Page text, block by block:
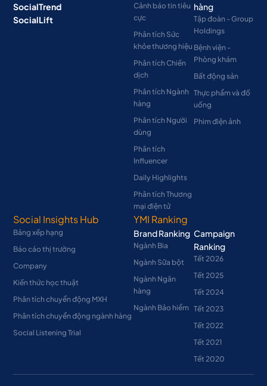
SocialTrend
SocialLift
Cảnh báo tin tiêu
cực
Phân tích Sức
khỏe thương hiệu
Phân tích Chiến
dịch
Phân tích Ngành
hàng
Phân tích Người
dùng
Phân tích
Influencer
Daily Highlights
Phân tích Thương
mại điện tử
hàng
Tập đoàn - Group
Holdings
Bệnh viện -
Phòng khám
Bất động sản
Thực phẩm và đồ
uống
Phim điện ảnh
Social Insights Hub
Bảng xếp hạng
Báo cáo thị trường
Company
Kiến thức học thuật
Phân tích chuyển động MXH
Phân tích chuyển động ngành hàng
Social Listening Trial
YMI Ranking
Brand Ranking
Ngành Bia
Ngành Sữa bột
Ngành Ngân
hàng
Ngành Bảo hiểm
Campaign
Ranking
Tết 2026
Tết 2025
Tết 2024
Tết 2023
Tết 2022
Tết 2021
Tết 2020